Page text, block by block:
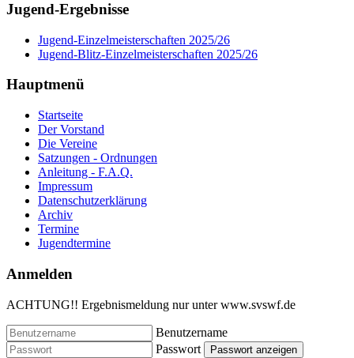
Jugend-Ergebnisse
Jugend-Einzelmeisterschaften 2025/26
Jugend-Blitz-Einzelmeisterschaften 2025/26
Hauptmenü
Startseite
Der Vorstand
Die Vereine
Satzungen - Ordnungen
Anleitung - F.A.Q.
Impressum
Datenschutzerklärung
Archiv
Termine
Jugendtermine
Anmelden
ACHTUNG!! Ergebnismeldung nur unter www.svswf.de
Benutzername
Passwort
Passwort anzeigen